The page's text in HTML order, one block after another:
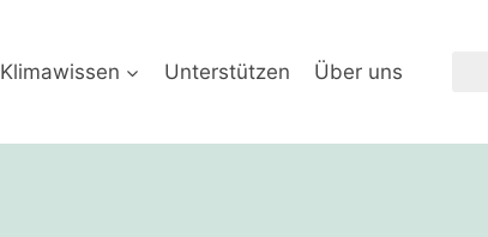
Klimawissen Unterstützen Über uns